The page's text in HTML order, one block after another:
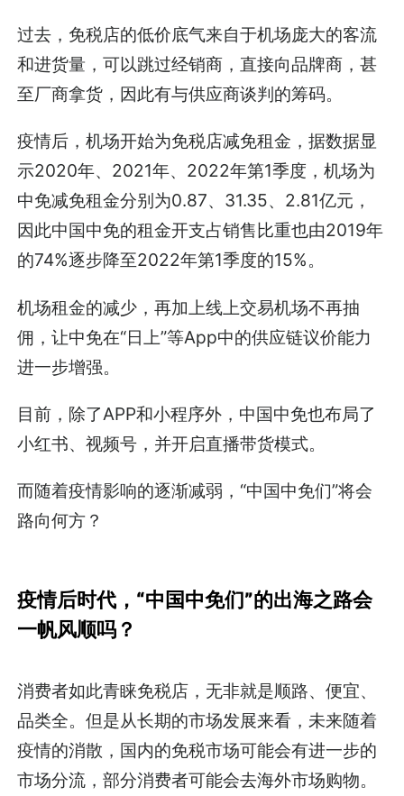
过去，免税店的低价底气来自于机场庞大的客流
和进货量，可以跳过经销商，直接向品牌商，甚
至厂商拿货，因此有与供应商谈判的筹码。
疫情后，机场开始为免税店减免租金，据数据显
示2020年、2021年、2022年第1季度，机场为
中免减免租金分别为0.87、31.35、2.81亿元，
因此中国中免的租金开支占销售比重也由2019年
的74%逐步降至2022年第1季度的15%。
机场租金的减少，再加上线上交易机场不再抽
佣，让中免在“日上”等App中的供应链议价能力
进一步增强。
目前，除了APP和小程序外，中国中免也布局了
小红书、视频号，并开启直播带货模式。
而随着疫情影响的逐渐减弱，“中国中免们”将会
路向何方？
疫情后时代，“中国中免们”的出海之路会
一帆风顺吗？
消费者如此青睐免税店，无非就是顺路、便宜、
品类全。但是从长期的市场发展来看，未来随着
疫情的消散，国内的免税市场可能会有进一步的
市场分流，部分消费者可能会去海外市场购物。